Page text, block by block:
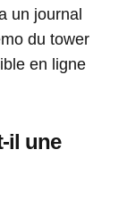
un journal
du tower
en ligne
il une